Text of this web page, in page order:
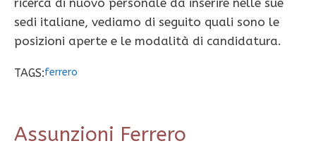
ricerca di nuovo personale da inserire nelle sue
sedi italiane, vediamo di seguito quali sono le
posizioni aperte e le modalità di candidatura.
TAGS:ferrero
Assunzioni Ferrero